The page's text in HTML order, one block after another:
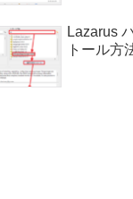
Lazarus
トール方